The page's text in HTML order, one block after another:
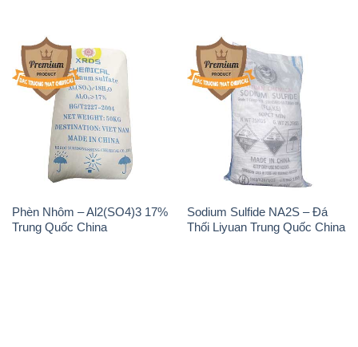
Phèn Nhôm – Al2(SO4)3 17%
Trung Quốc China
Sodium Sulfide NA2S – Đá
Thối Liyuan Trung Quốc China